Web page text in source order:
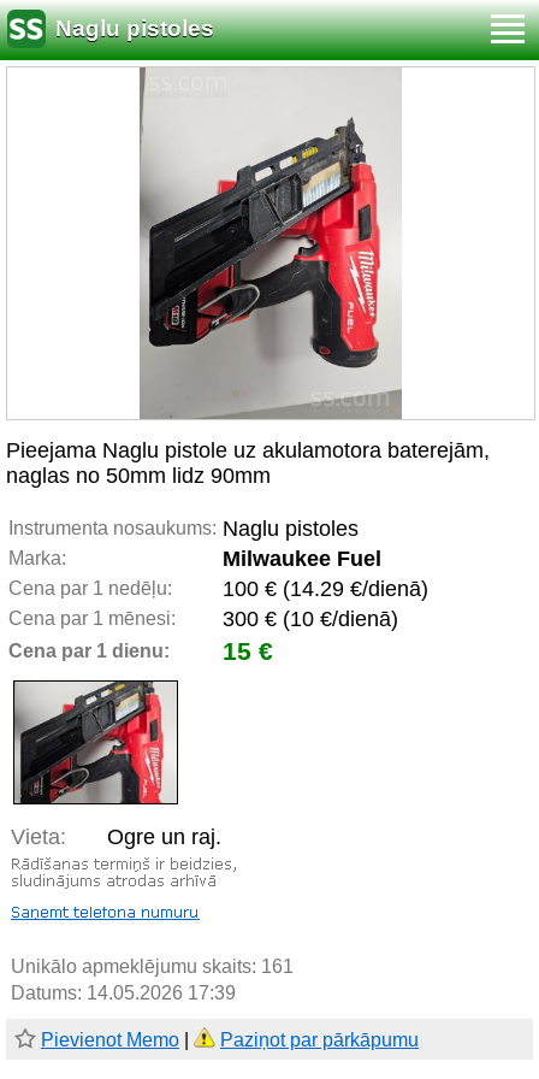
Naglu pistoles
Pieejama Naglu pistole uz akulamotora baterejām,
naglas no 50mm lidz 90mm
Instrumenta nosaukums: Naglu pistoles
Marka: Milwaukee Fuel
Cena par 1 nedēļu: 100 € (14.29 €/dienā)
Cena par 1 mēnesi: 300 € (10 €/dienā)
Cena par 1 dienu: 15 €
Vieta: Ogre un raj.
Unikālo apmeklējumu skaits: 161
Datums: 14.05.2026 17:39
Pievienot Memo Paziņot par pārkāpumu